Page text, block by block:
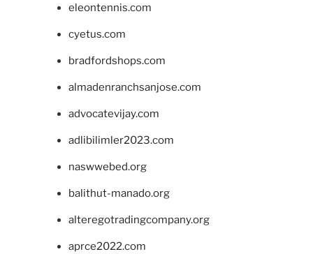
eleontennis.com
cyetus.com
bradfordshops.com
almadenranchsanjose.com
advocatevijay.com
adlibilimler2023.com
naswwebed.org
balithut-manado.org
alteregotradingcompany.org
aprce2022.com